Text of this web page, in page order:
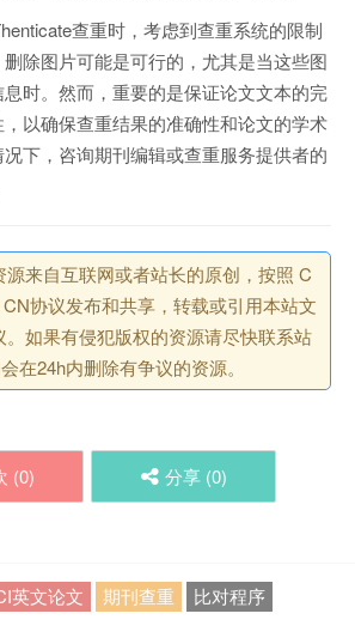
查重时，考虑到查重系统的限制
除图片可能是可行的，尤其是当这些图
时。然而，重要的是保证论文文本的完
以确保查重结果的准确性和论文的学术
下，咨询期刊编辑或查重服务提供者的
来自互联网或者站长的原创，按照 C
协议发布和共享，转载或引用本站文
如果有侵犯版权的资源请尽快联系站
在24h内删除有争议的资源。
(0) 分享 (0)
英文论文 期刊查重
比对程序